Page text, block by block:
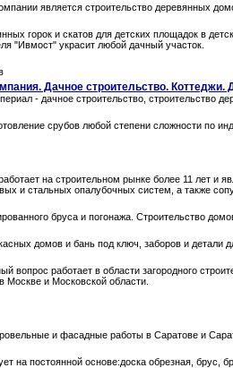
является строительство деревянных
горок и скатов для детских площадок в
"Ивмост" украсит любой дачный участок.
Дачное строительство. Коттеджи.
- дачное строительство, строительство
срубов любой степени сложности по
на строительном рынке более 11 лет и
и стальных опалубочных систем, а также
бруса и погонажа. Строительство
домов и бань под ключ, заборов и детали
вопрос работает в области загородного
Москве и Московской области.
и фасадные работы в Саратове и
на постоянной основе:доска обрезная, брус,